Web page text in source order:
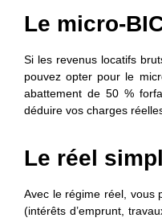
Le micro-
Si les revenus locatifs
pouvez opter pour le
abattement de 50 %
déduire vos charges
Le réel
Avec le régime réel, vous
(intérêts d’emprunt,